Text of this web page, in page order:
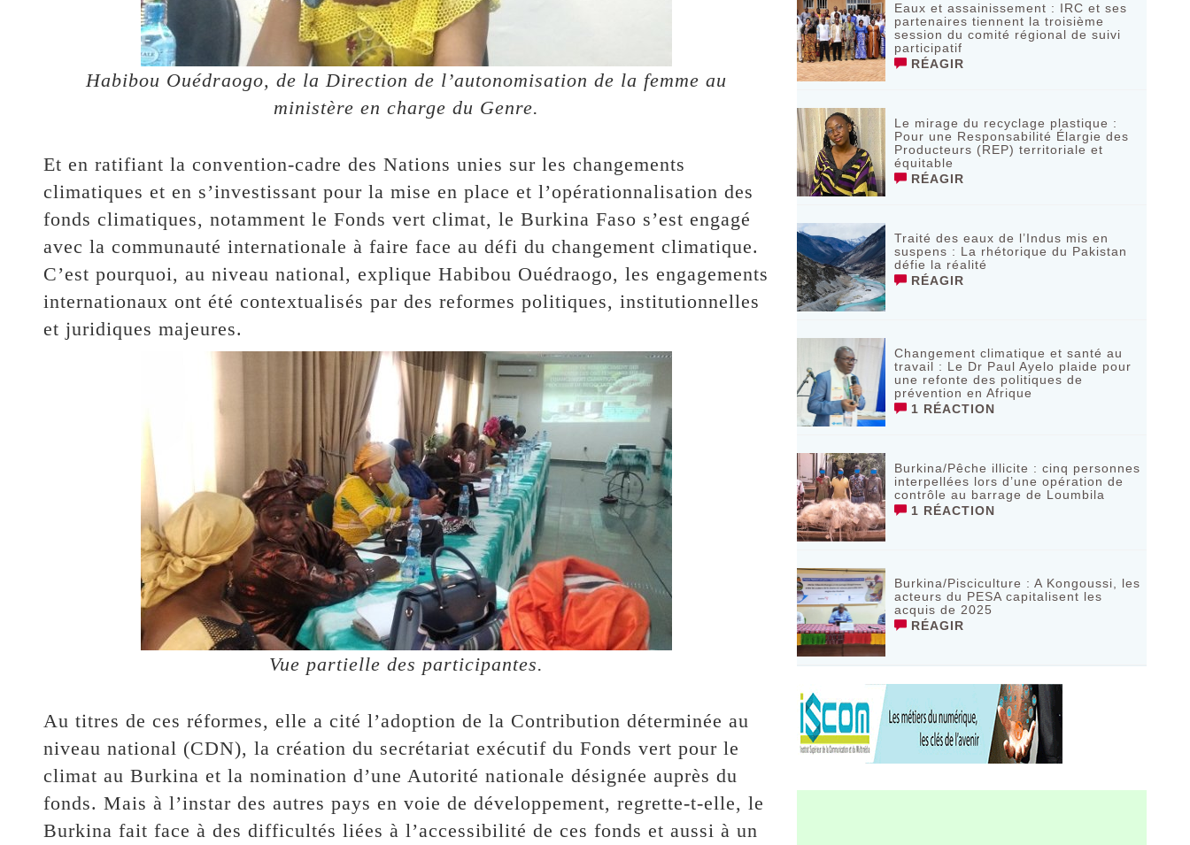
Habibou Ouédraogo, de la Direction de l’autonomisation de la femme au
ministère en charge du Genre.
Et en ratifiant la convention-cadre des Nations unies sur les changements
climatiques et en s’investissant pour la mise en place et l’opérationnalisation des
fonds climatiques, notamment le Fonds vert climat, le Burkina Faso s’est engagé
avec la communauté internationale à faire face au défi du changement climatique.
C’est pourquoi, au niveau national, explique Habibou Ouédraogo, les engagements
internationaux ont été contextualisés par des reformes politiques, institutionnelles
et juridiques majeures.
Vue partielle des participantes.
Au titres de ces réformes, elle a cité l’adoption de la Contribution déterminée au
niveau national (CDN), la création du secrétariat exécutif du Fonds vert pour le
climat au Burkina et la nomination d’une Autorité nationale désignée auprès du
fonds. Mais à l’instar des autres pays en voie de développement, regrette-t-elle, le
Burkina fait face à des difficultés liées à l’accessibilité de ces fonds et aussi à un
Eaux et assainissement : IRC et ses
partenaires tiennent la troisième
session du comité régional de suivi
participatif
RÉAGIR
Le mirage du recyclage plastique :
Pour une Responsabilité Élargie des
Producteurs (REP) territoriale et
équitable
RÉAGIR
Traité des eaux de l’Indus mis en
suspens : La rhétorique du Pakistan
défie la réalité
RÉAGIR
Changement climatique et santé au
travail : Le Dr Paul Ayelo plaide pour
une refonte des politiques de
prévention en Afrique
1 RÉACTION
Burkina/Pêche illicite : cinq personnes
interpellées lors d’une opération de
contrôle au barrage de Loumbila
1 RÉACTION
Burkina/Pisciculture : A Kongoussi, les
acteurs du PESA capitalisent les
acquis de 2025
RÉAGIR